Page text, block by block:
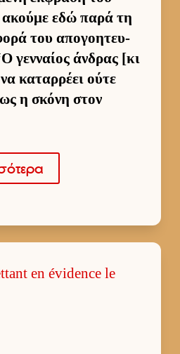
εδώ παρά τη
του απογοη­τευ­
γεν­ναίος άν­δρας [κι
καταρ­ρέει ούτε
η σκόνη στον